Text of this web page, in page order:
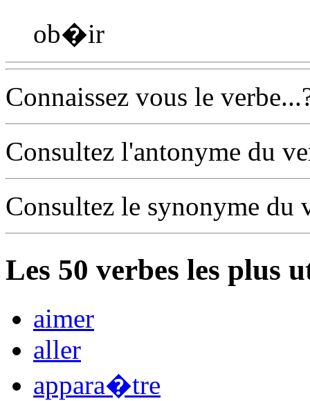
ob�ir
Connaissez vous le
Consultez l'antonyme du
Consultez le synonyme du
Les 50 verbes les plus
aimer
aller
appara�tre